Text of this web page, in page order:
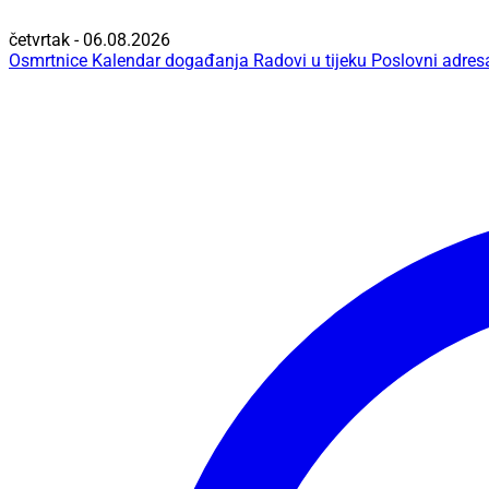
četvrtak - 06.08.2026
Osmrtnice Kalendar događanja Radovi u tijeku Poslovni